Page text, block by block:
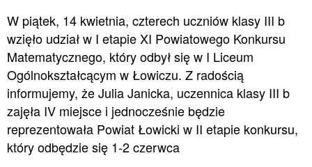
W piątek, 14 kwietnia, czterech uczniów klasy III b
wzięło udział w I etapie XI Powiatowego Konkursu
Matematycznego, który odbył się w I Liceum
Ogólnokształcącym w Łowiczu. Z radością
informujemy, że Julia Janicka, uczennica klasy III b
zajęła IV miejsce i jednocześnie będzie
reprezentowała Powiat Łowicki w II etapie konkursu,
który odbędzie się 1-2 czerwca
etapu
XI
Powiatowego
Konkursu
Matematycznego